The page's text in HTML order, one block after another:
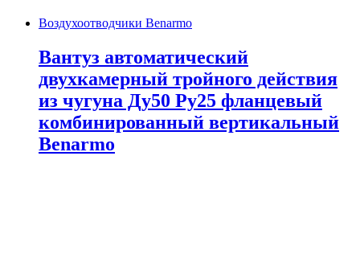
Воздухоотводчики Benarmo
Вантуз автоматический
двухкамерный тройного действия
из чугуна Ду50 Ру25 фланцевый
комбинированный вертикальный
Benarmo